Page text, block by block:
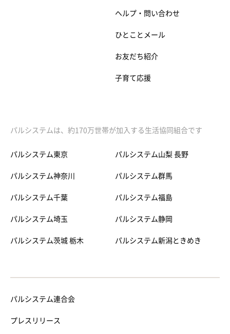
ヘルプ・問い合わせ
ひとことメール
お友だち紹介
子育て応援
パルシステムは、約170万世帯が加入する生活協同組合です
パルシステム東京
パルシステム神奈川
パルシステム千葉
パルシステム埼玉
パルシステム茨城 栃木
パルシステム山梨 長野
パルシステム群馬
パルシステム福島
パルシステム静岡
パルシステム新潟ときめき
パルシステム連合会
プレスリリース